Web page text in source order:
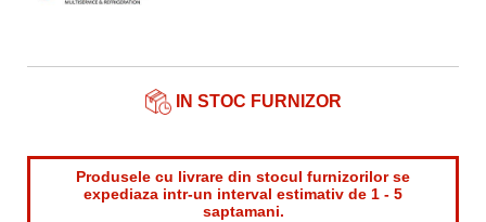
IN STOC FURNIZOR
Produsele cu livrare din stocul furnizorilor se
expediaza intr-un interval estimativ de 1 - 5
saptamani.